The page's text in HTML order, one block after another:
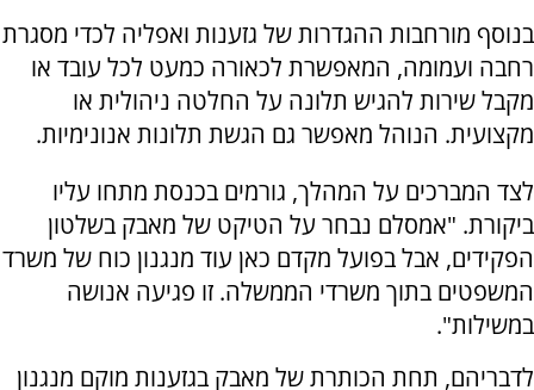
בנוסף מורחבות ההגדרות של גזענות ואפליה לכדי מסגרת
רחבה ועמומה, המאפשרת לכאורה כמעט לכל עובד או
מקבל שירות להגיש תלונה על החלטה ניהולית או
מקצועית. הנוהל מאפשר גם הגשת תלונות אנונימיות.
לצד המברכים על המהלך, גורמים בכנסת מתחו עליו
ביקורת. "אמסלם נבחר על הטיקט של מאבק בשלטון
הפקידים, אבל בפועל מקדם כאן עוד מנגנון כוח של משרד
המשפטים בתוך משרדי הממשלה. זו פגיעה אנושה
במשילות".
לדבריהם, תחת הכותרת של מאבק בגזענות מוקם מנגנון